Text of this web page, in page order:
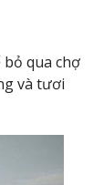
qua chợ
và tươi